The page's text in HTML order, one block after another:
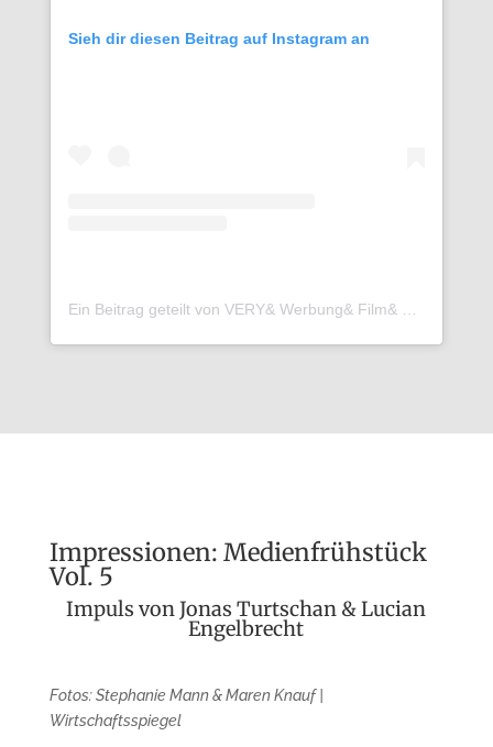
Sieh dir diesen Beitrag auf Instagram an
Ein Beitrag geteilt von VERY& Werbung& Film& Content& (@very.and.media)
Impressionen: Medienfrühstück
Vol. 5
Impuls von Jonas Turtschan & Lucian
Engelbrecht
Fotos: Stephanie Mann & Maren Knauf |
Wirtschaftsspiegel